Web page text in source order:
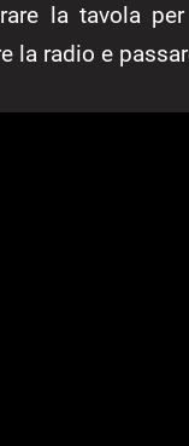
la tavola
la radio e